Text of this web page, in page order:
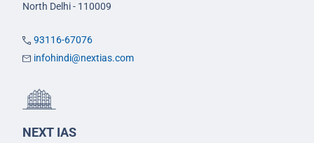
North Delhi - 110009
93116-67076
infohindi@nextias.com
NEXT IAS